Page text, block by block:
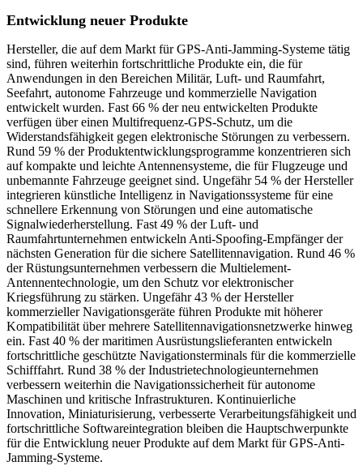
Entwicklung neuer Produkte
Hersteller, die auf dem Markt für GPS-Anti-Jamming-Systeme tätig
sind, führen weiterhin fortschrittliche Produkte ein, die für
Anwendungen in den Bereichen Militär, Luft- und Raumfahrt,
Seefahrt, autonome Fahrzeuge und kommerzielle Navigation
entwickelt wurden. Fast 66 % der neu entwickelten Produkte
verfügen über einen Multifrequenz-GPS-Schutz, um die
Widerstandsfähigkeit gegen elektronische Störungen zu verbessern.
Rund 59 % der Produktentwicklungsprogramme konzentrieren sich
auf kompakte und leichte Antennensysteme, die für Flugzeuge und
unbemannte Fahrzeuge geeignet sind. Ungefähr 54 % der Hersteller
integrieren künstliche Intelligenz in Navigationssysteme für eine
schnellere Erkennung von Störungen und eine automatische
Signalwiederherstellung. Fast 49 % der Luft- und
Raumfahrtunternehmen entwickeln Anti-Spoofing-Empfänger der
nächsten Generation für die sichere Satellitennavigation. Rund 46 %
der Rüstungsunternehmen verbessern die Multielement-
Antennentechnologie, um den Schutz vor elektronischer
Kriegsführung zu stärken. Ungefähr 43 % der Hersteller
kommerzieller Navigationsgeräte führen Produkte mit höherer
Kompatibilität über mehrere Satellitennavigationsnetzwerke hinweg
ein. Fast 40 % der maritimen Ausrüstungslieferanten entwickeln
fortschrittliche geschützte Navigationsterminals für die kommerzielle
Schifffahrt. Rund 38 % der Industrietechnologieunternehmen
verbessern weiterhin die Navigationssicherheit für autonome
Maschinen und kritische Infrastrukturen. Kontinuierliche
Innovation, Miniaturisierung, verbesserte Verarbeitungsfähigkeit und
fortschrittliche Softwareintegration bleiben die Hauptschwerpunkte
für die Entwicklung neuer Produkte auf dem Markt für GPS-Anti-
Jamming-Systeme.